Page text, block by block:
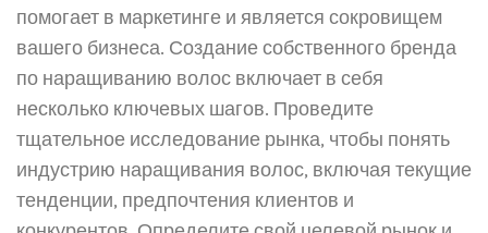
помогает в маркетинге и является сокровищем
вашего бизнеса. Создание собственного бренда
по наращиванию волос включает в себя
несколько ключевых шагов. Проведите
тщательное исследование рынка, чтобы понять
индустрию наращивания волос, включая текущие
тенденции, предпочтения клиентов и